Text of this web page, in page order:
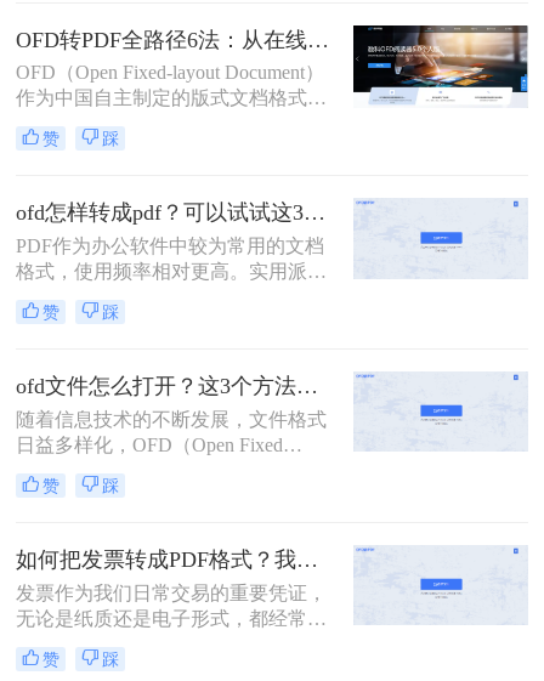
通用性、跨平台兼容性及更广泛的阅
读器支持，将OFD安全、精准地转换
为PDF成为政务人员、财务工作者、
法务专员的高频刚需。
OFD转PDF全路径6法：从在线秒转到批量处理，按需选！
OFD（Open Fixed-layout Document）
作为中国自主制定的版式文档格式标
准，在电子发票、电子公文、政务文
档等领域应用广泛。然而，PDF凭借
优势，成为文档共享与流转的理想格
式。
赞 踩
ofd怎样转成pdf？可以试试这3种方法！
PDF作为办公软件中较为常用的文档
格式，使用频率相对更高。实用派小
编今天就教大家ofd怎样转成pdf，操
作流程简单，一起来试下吗？
赞 踩
ofd文件怎么打开？这3个方法可以试试！
随着信息技术的不断发展，文件格式
日益多样化，OFD（Open Fixed
Document）作为一种新型电子文档格
式，在税务、财务等特定领域得到了
对较低的普及率，许多用户可能不清
楚如何打开OFD文件。那么ofd文件怎
么打开呢？本文将详细介绍几种打开
OFD文件的方法，帮助用户轻松应对
这一挑战。
赞 踩
如何把发票转成PDF格式？我来教你三个方法！
发票作为我们日常交易的重要凭证，
无论是纸质还是电子形式，都经常需
要保存和传输。为了方便管理和查
阅，将发票转换为PDF格式成为了一
赞 踩